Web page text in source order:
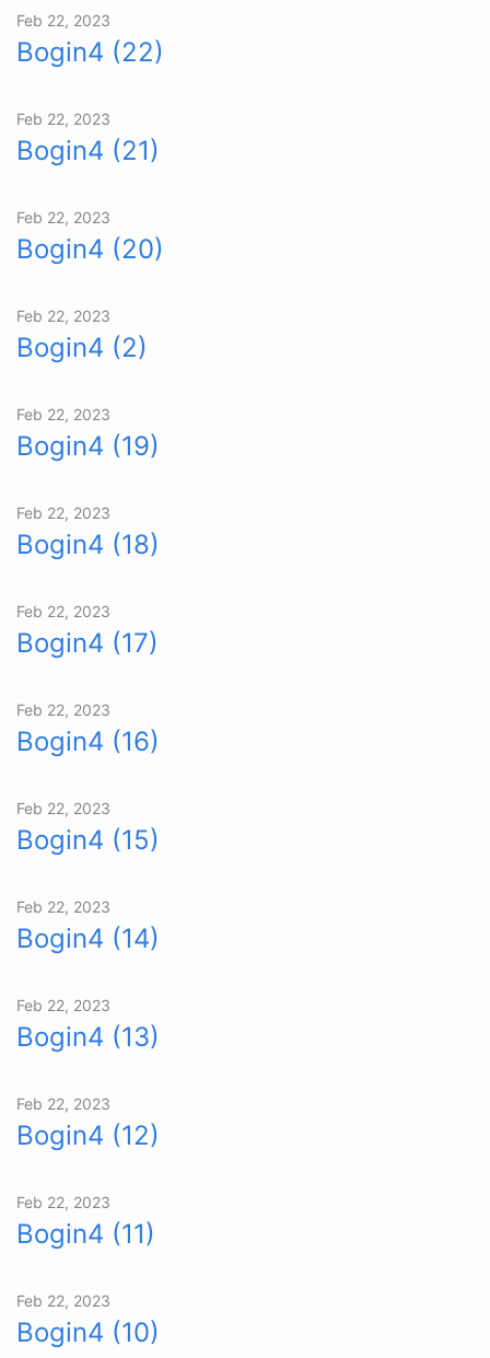
Feb 22, 2023
Bogin4 (22)
Feb 22, 2023
Bogin4 (21)
Feb 22, 2023
Bogin4 (20)
Feb 22, 2023
Bogin4 (2)
Feb 22, 2023
Bogin4 (19)
Feb 22, 2023
Bogin4 (18)
Feb 22, 2023
Bogin4 (17)
Feb 22, 2023
Bogin4 (16)
Feb 22, 2023
Bogin4 (15)
Feb 22, 2023
Bogin4 (14)
Feb 22, 2023
Bogin4 (13)
Feb 22, 2023
Bogin4 (12)
Feb 22, 2023
Bogin4 (11)
Feb 22, 2023
Bogin4 (10)